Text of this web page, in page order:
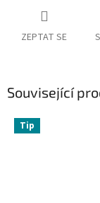
ZEPTAT SE
Související
Tip